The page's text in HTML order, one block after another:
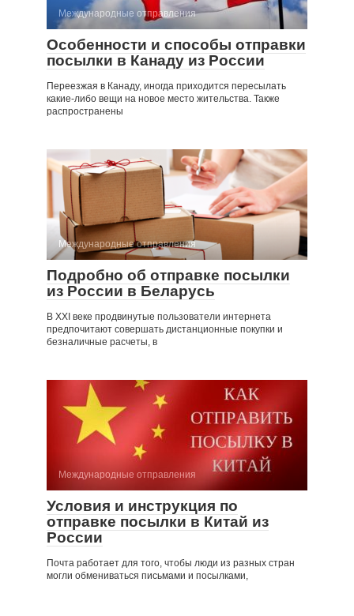
Международные отправления
Особенности и способы отправки
посылки в Канаду из России
Переезжая в Канаду, иногда приходится пересылать
какие-либо вещи на новое место жительства. Также
распространены
Международные отправления
Подробно об отправке посылки
из России в Беларусь
В XXI веке продвинутые пользователи интернета
предпочитают совершать дистанционные покупки и
безналичные расчеты, в
Международные отправления
Условия и инструкция по
отправке посылки в Китай из
России
Почта работает для того, чтобы люди из разных стран
могли обмениваться письмами и посылками,